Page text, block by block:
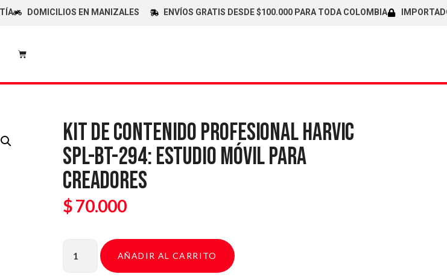
DOMICILIOS EN MANIZALES ENVÍOS GRATIS DESDE $100.000 PARA TODA COLOMBIA IMPORTADORES
KIT DE CONTENIDO PROFESIONAL HARVIC
SPL-BT-294: ESTUDIO MÓVIL PARA
CREADORES
$70.000
AÑADIR AL CARRITO